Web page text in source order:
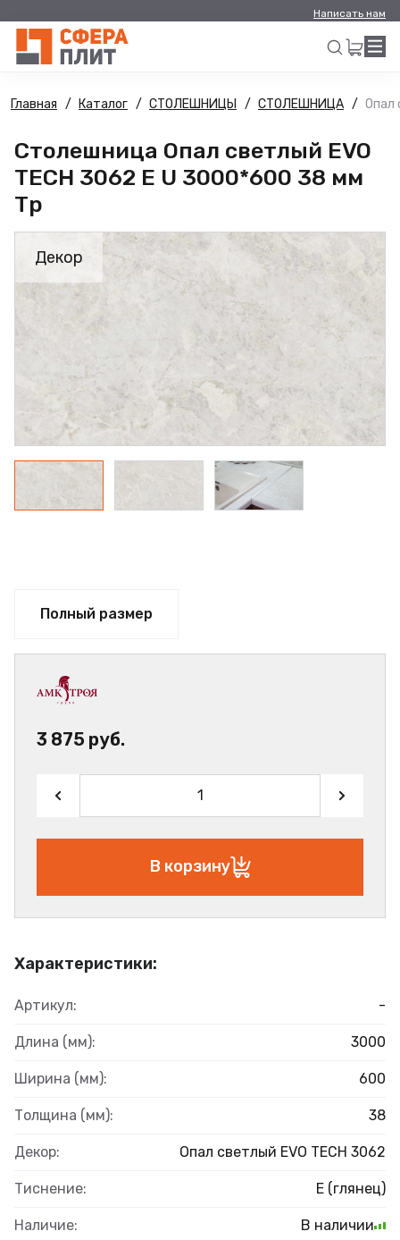
Написать нам
Искать
Главная Каталог СТОЛЕШНИЦЫ СТОЛЕШНИЦА Опал
Столешница Опал светлый EVO
TECH 3062 E U 3000*600 38 мм
Тр
Декор
Полный размер
Характеристики:
Артикул: -
Длина (мм): 3000
Ширина (мм): 600
Толщина (мм): 38
Декор: Опал светлый EVO TECH 3062
Тиснение: E (глянец)
Наличие: В наличии
3 875 руб.
В корзину